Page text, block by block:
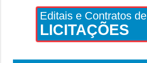
Editais e Contratos de
LICITAÇÕES